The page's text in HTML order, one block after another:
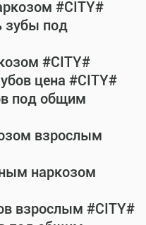
#CITY#
зубы под
#CITY#
цена #CITY#
под общим
взрослым
наркозом
взрослым #CITY#